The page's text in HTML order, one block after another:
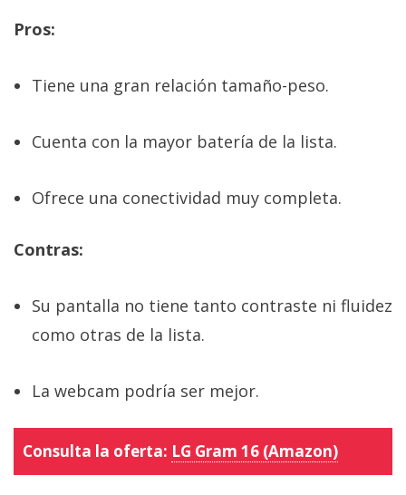
Pros:
Tiene una gran relación tamaño-peso.
Cuenta con la mayor batería de la lista.
Ofrece una conectividad muy completa.
Contras:
Su pantalla no tiene tanto contraste ni fluidez
como otras de la lista.
La webcam podría ser mejor.
Consulta la oferta: LG Gram 16 (Amazon)